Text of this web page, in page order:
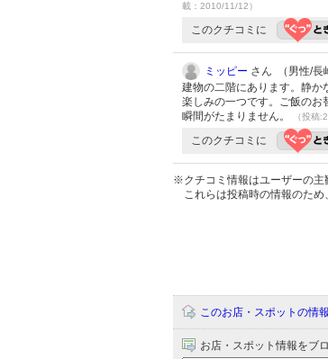
載：2010/11/12）
このクチコミに
ミッピー さん （男性/長
建物の二階にあります。静か
楽しみの一つです。ご飯のお
瞬間がたまりません。
（投稿
このクチコミに
※クチコミ情報はユーザーの主
これらは投稿時の情報のた
このお店・スポットの情
お店・スポット情報をブ